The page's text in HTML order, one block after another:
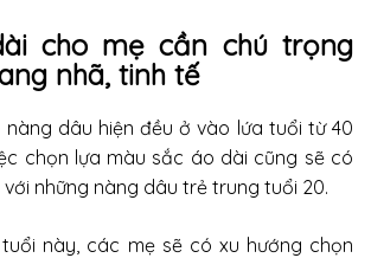
cho mẹ cần chú trọng
nhã, tinh tế
dâu hiện đều ở vào lứa tuổi từ 40
chọn lựa màu sắc áo dài cũng sẽ có
những nàng dâu trẻ trung tuổi 20.
này, các mẹ sẽ có xu hướng chọn